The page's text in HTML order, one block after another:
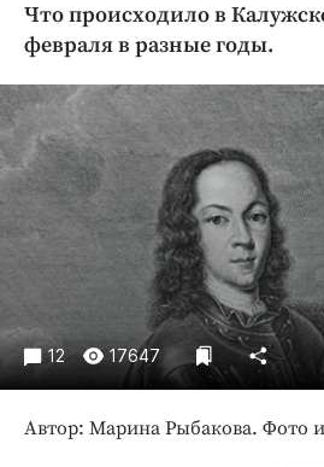
Благоустройство
Культура
Недвижимость и ЖКХ
Образование
Общество
Погода
Праздники
Происшествия
Спорт
Экономика и бизнес
ПРОЕКТЫ
Что происходило в
февраля в разные годы.
12 17647
Автор: Марина Рыбакова. Фото